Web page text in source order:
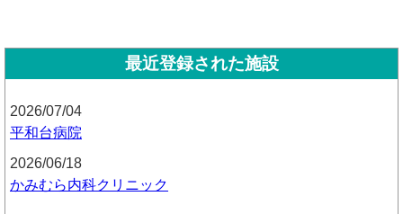
最近登録された施設
2026/07/04
平和台病院
2026/06/18
かみむら内科クリニック